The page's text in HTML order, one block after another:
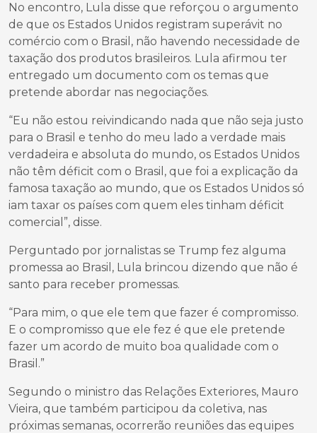
No encontro, Lula disse que reforçou o argumento
de que os Estados Unidos registram superávit no
comércio com o Brasil, não havendo necessidade de
taxação dos produtos brasileiros. Lula afirmou ter
entregado um documento com os temas que
pretende abordar nas negociações.
“Eu não estou reivindicando nada que não seja justo
para o Brasil e tenho do meu lado a verdade mais
verdadeira e absoluta do mundo, os Estados Unidos
não têm déficit com o Brasil, que foi a explicação da
famosa taxação ao mundo, que os Estados Unidos só
iam taxar os países com quem eles tinham déficit
comercial”, disse.
Perguntado por jornalistas se Trump fez alguma
promessa ao Brasil, Lula brincou dizendo que não é
santo para receber promessas.
“Para mim, o que ele tem que fazer é compromisso.
E o compromisso que ele fez é que ele pretende
fazer um acordo de muito boa qualidade com o
Brasil.”
Segundo o ministro das Relações Exteriores, Mauro
Vieira, que também participou da coletiva, nas
próximas semanas, ocorrerão reuniões das equipes